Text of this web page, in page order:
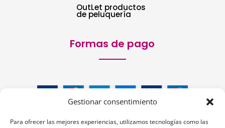
Gestionar consentimiento
Para ofrecer las mejores experiencias, utilizamos tecnologías como las
OutLet productos
de peluquería
Formas de pago